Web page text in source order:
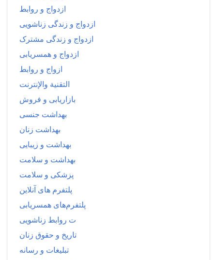
ازدواج و روابط
ازدواج و زندگی زناشویی
ازدواج و زندگی مشترک
ازدواج و همسریابی
ازواج و روابط
التقنية والإنترنت
بازاریابی و فروش
بهداشت جنسی
بهداشت زنان
بهداشت و زیبایی
بهداشت و سلامت
پزشکی و سلامت
پلتفرم های آنلاین
پلتفرم‌های همسریابی
ت روابط زناشویی
تاریخ و حقوق زنان
تبلیغات و رسانه